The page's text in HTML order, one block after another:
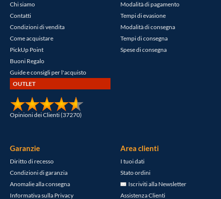
Chi siamo
Contatti
Condizioni di vendita
Come acquistare
PickUp Point
Buoni Regalo
Guide e consigli per l'acquisto
OUTLET
Opinioni dei Clienti (37270)
Modalità di pagamento
Tempi di evasione
Modalità di consegna
Tempi di consegna
Spese di consegna
Garanzie
Diritto di recesso
Condizioni di garanzia
Anomalie alla consegna
Informativa sulla Privacy
Area clienti
I tuoi dati
Stato ordini
Iscriviti alla Newsletter
Assistenza Clienti